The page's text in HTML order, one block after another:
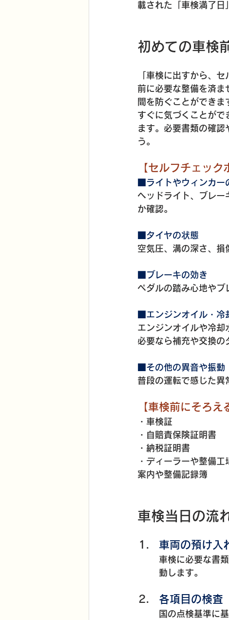
載された「車検満了日
初めての車検
「車検に出すから、
前に必要な整備を済ま
間を防ぐことができ
すぐに気づくことがで
ます。必要書類の確認
う。
【セルフチェック
■ライトやウィンカー
ヘッドライト、ブレー
か確認。
■タイヤの状態
空気圧、溝の深さ、損
■ブレーキの効き
ペダルの踏み心地やブ
■エンジンオイル・冷
エンジンオイルや冷却
必要なら補充や交換の
■その他の異音や振動
普段の運転で感じた異
【車検前にそろえ
・車検証
・自賠責保険証明書
・納税証明書
・ディーラーや整備
案内や整備記録簿
車検当日の流
車両の預け入
車検に必要な書
動します。
各項目の検査
国の点検基準に